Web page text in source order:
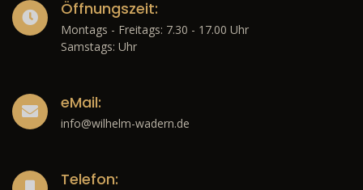
Öffnungszeit:
Montags - Freitags: 7.30 - 17.00 Uhr
Samstags: Uhr
eMail:
info@wilhelm-wadern.de
Telefon: